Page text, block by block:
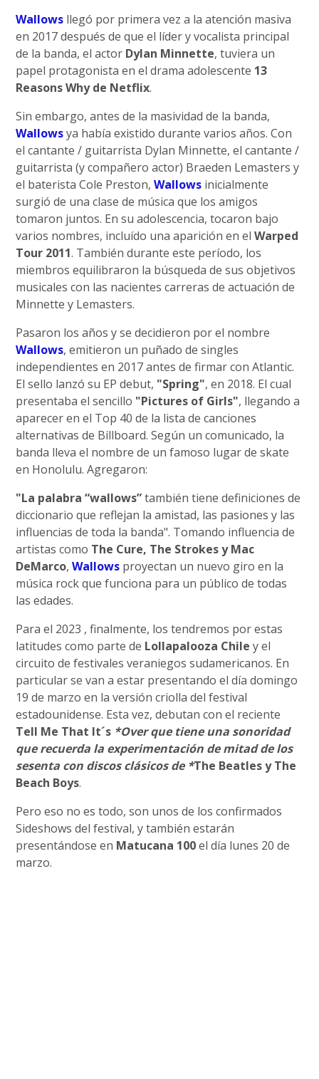
Wallows llegó por primera vez a la atención masiva
en 2017 después de que el líder y vocalista principal
de la banda, el actor Dylan Minnette, tuviera un
papel protagonista en el drama adolescente 13
Reasons Why de Netflix.
Sin embargo, antes de la masividad de la banda,
Wallowsya había existido durante varios años. Con
el cantante / guitarrista Dylan Minnette, el cantante /
guitarrista (y compañero actor) Braeden Lemasters y
el baterista Cole Preston,Wallows inicialmente
surgió de una clase de música que los amigos
tomaron juntos. En su adolescencia, tocaron bajo
varios nombres, incluído una aparición en elWarped
Tour 2011. También durante este período, los
miembros equilibraron la búsqueda de sus objetivos
musicales con las nacientes carreras de actuación de
Minnette y Lemasters.
Pasaron los años y se decidieron por el nombre
Wallows, emitieron un puñado de singles
independientes en 2017 antes de firmar con Atlantic.
El sello lanzó su EP debut, "Spring", en 2018. El cual
presentaba el sencillo "Pictures of Girls", llegando a
aparecer en el Top 40 de la lista de canciones
alternativas de Billboard. Según un comunicado, la
banda lleva el nombre de un famoso lugar de skate
en Honolulu. Agregaron:
"La palabra “wallows”también tiene definiciones de
diccionario que reflejan la amistad, las pasiones y las
influencias de toda la banda". Tomando influencia de
artistas como The Cure, The Strokes y Mac
DeMarco,Wallows proyectan un nuevo giro en la
música rock que funciona para un público de todas
las edades.
Para el 2023 , finalmente, los tendremos por estas
latitudes como parte de Lollapalooza Chile y el
circuito de festivales veraniegos sudamericanos. En
particular se van a estar presentando el día domingo
19 de marzo en la versión criolla del festival
estadounidense. Esta vez, debutan con el reciente
Tell Me That It´s *Over que tiene una sonoridad
que recuerda la experimentación de mitad de los
sesenta con discos clásicos de *The Beatles y The
Beach Boys.
Pero eso no es todo, son unos de los confirmados
Sideshows del festival, y también estarán
presentándose en Matucana 100el día lunes 20 de
marzo.